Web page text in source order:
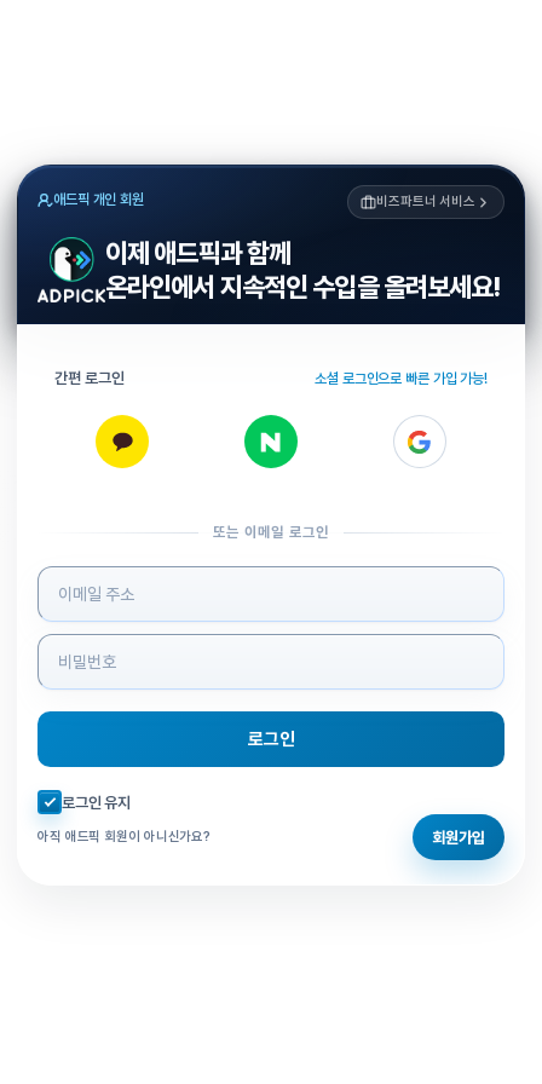
애드픽 개인 회원 비즈파트너 서비스
이제 애드픽과 함께
온라인에서 지속적인 수입을 올려보세요!
간편 로그인 소셜 로그인으로 빠른 가입 가능!
또는 이메일 로그인
로그인 정보 입력
로그인
자동로그인 체크
로그인 유지
아직 애드픽 회원이 아니신가요? 회원가입